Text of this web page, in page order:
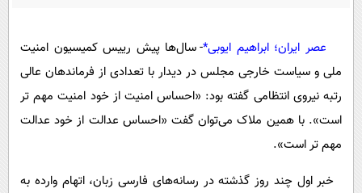
حوادث
محیط زیست
فرهنگی
دانلود
عصر ایران؛ ابراهیم ایوبی*- سال‌ها پیش رییس کمیسیون امنیت
ملی و سیاست خارجی مجلس در دیدار با تعدادی از فرماندهان عالی
رتبه نیروی انتظامی گفته بود: «احساس امنیت از خود امنیت مهم تر
است». با همین ملاک می‌توان گفت «احساس عدالت از خود عدالت
مهم تر است».
خبر اول چند روز گذشته در رسانه‌های فارسی زبان، اتهام وارده به